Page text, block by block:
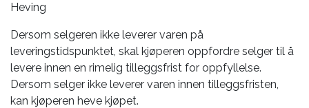
Heving
Dersom selgeren ikke leverer varen på
leveringstidspunktet, skal kjøperen oppfordre selger til å
levere innen en rimelig tilleggsfrist for oppfyllelse.
Dersom selger ikke leverer varen innen tilleggsfristen,
kan kjøperen heve kjøpet.